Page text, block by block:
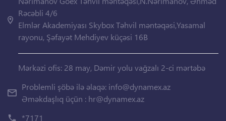
Rəcəbli 4/6
Elmlər Akademiyası Skybox Təhvil məntəqəsi,Yasamal
rayonu, Şəfayət Mehdiyev küçəsi 16B
Mərkəzi ofis: 28 may, Dəmir yolu vağzalı 2-ci mərtəbə
Problemli şöbə ilə əlaqə: info@dynamex.az
Əməkdaşlıq üçün : hr@dynamex.az
*7171